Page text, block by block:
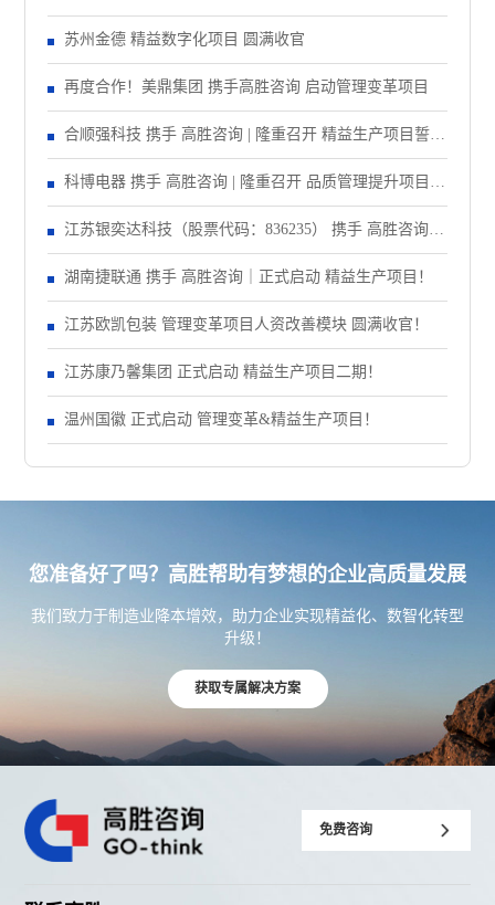
精益注塑项目！
苏州金德 精益数字化项目 圆满收官
再度合作！美鼎集团 携手高胜咨询 启动管理变革项目
合顺强科技 携手 高胜咨询 | 隆重召开 精益生产项目誓师
大会！
科博电器 携手 高胜咨询 | 隆重召开 品质管理提升项目启
动大会！
江苏银奕达科技（股票代码：836235） 携手 高胜咨询｜
正式启动 管理变革项目
湖南捷联通 携手 高胜咨询｜正式启动 精益生产项目！
江苏欧凯包装 管理变革项目人资改善模块 圆满收官！
江苏康乃馨集团 正式启动 精益生产项目二期！
温州国徽 正式启动 管理变革&精益生产项目！
您准备好了吗？高胜帮助有梦想的企业高质量发展
我们致力于制造业降本增效，助力企业实现精益化、数智化转型
升级！
获取专属解决方案
免费咨询